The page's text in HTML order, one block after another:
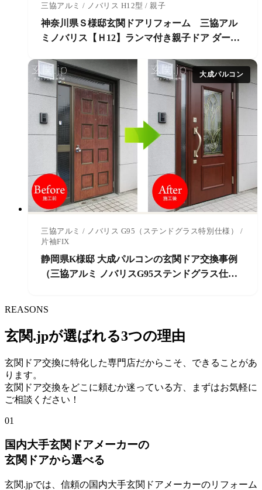
三協アルミ / ノバリス H12型 / 親子
神奈川県Ｓ様邸玄関ドアリフォーム 三協アル
ミノバリス【Ｈ12】ランマ付き親子ドア ダーク
大成パルコン
三協アルミ / ノバリス G95（ステンドグラス特別仕様） /
片袖FIX
静岡県K様邸 大成パルコンの玄関ドア交換事例
（三協アルミ ノバリスG95ステンドグラス仕
REASONS
玄関.jpが選ばれる3つの理由
玄関ドア交換に特化した専門店だからこそ、できることがあ
ります。
玄関ドア交換をどこに頼むか迷っている方、まずはお気軽に
ご相談ください！
01
国内大手玄関ドアメーカーの
玄関ドアから選べる
玄関.jpでは、信頼の国内大手玄関ドアメーカーのリフォーム